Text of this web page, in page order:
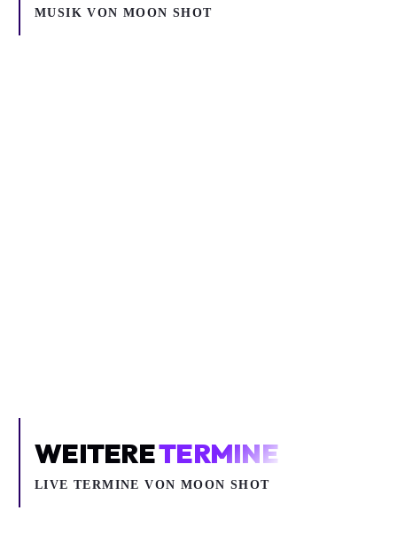
MUSIK VONMOON SHOT
WEITERETERMINE
LIVE TERMINE VON MOON SHOT